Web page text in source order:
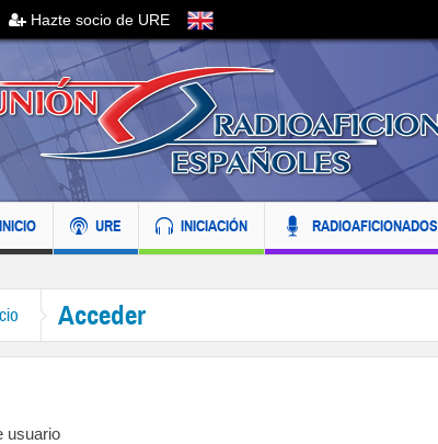
Hazte socio de URE
INICIO URE INICIACIÓN RADIOAFICIONADOS
Acceder
usuario